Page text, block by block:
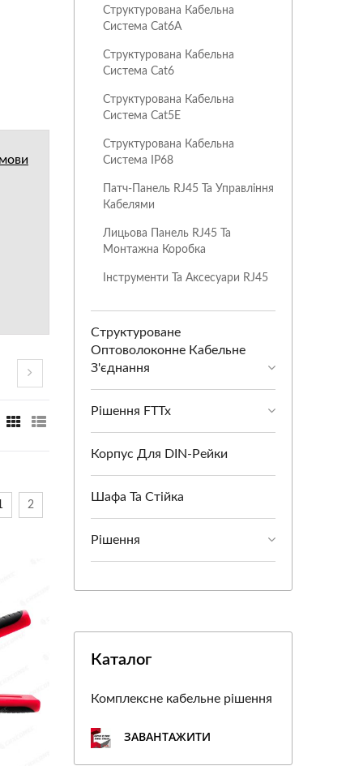
2
Структурована Кабельна
Система Cat6A
Структурована Кабельна
Система Cat6
Структурована Кабельна
Система Cat5E
Структурована Кабельна
Система IP68
Патч-Панель RJ45 Та Управління
Кабелями
Лицьова Панель RJ45 Та
Монтажна Коробка
Інструменти Та Аксесуари RJ45
Структуроване
Оптоволоконне Кабельне
З'єднання
Рішення FTTx
Корпус Для DIN-Рейки
Шафа Та Стійка
Рішення
Каталог
Комплексне кабельне рішення
ЗАВАНТАЖИТИ